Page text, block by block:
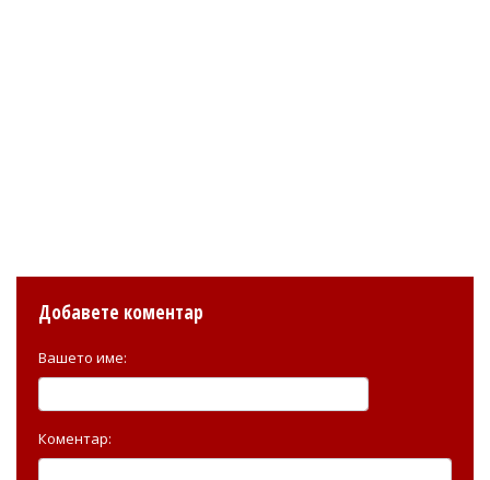
Добавете коментар
Вашето име:
Коментар: